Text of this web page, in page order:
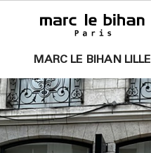
MARC LE BIHAN LILLE